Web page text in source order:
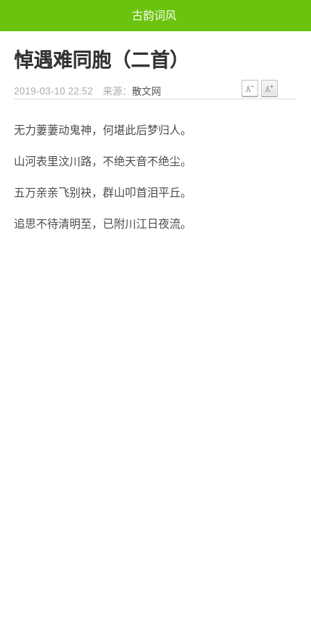
古韵词风
悼遇难同胞（二首）
2019-03-10 22:52 来源： 散文网
无力萋萋动鬼神，何堪此后梦归人。
山河表里汶川路，不绝天音不绝尘。
五万亲亲飞别袂，群山叩首泪平丘。
追思不待清明至，已附川江日夜流。